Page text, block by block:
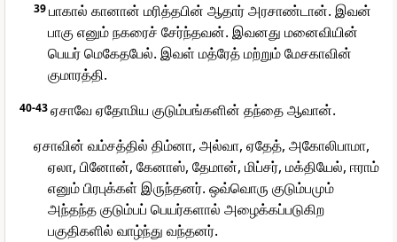
39பாகால் கானான் மரித்தபின் ஆதார் அரசாண்டான். இவன்
பாகு எனும் நகரைச் சேர்ந்தவன். இவனது மனைவியின்
பெயர் மெகேதபேல். இவள் மத்ரேத் மற்றும் மேசகாவின்
குமாரத்தி.
40-43ஏசாவே ஏதோமிய குடும்பங்களின் தந்தை ஆவான்.
ஏசாவின் வம்சத்தில் திம்னா, அல்வா, ஏதேத், அகோலிபாமா,
ஏலா, பினோன், கேனாஸ், தேமான், மிப்சர், மக்தியேல், ஈராம்
எனும் பிரபுக்கள் இருந்தனர். ஒவ்வொரு குடும்பமும்
அந்தந்த குடும்பப் பெயர்களால் அழைக்கப்படுகிற
பகுதிகளில் வாழ்ந்து வந்தனர்.